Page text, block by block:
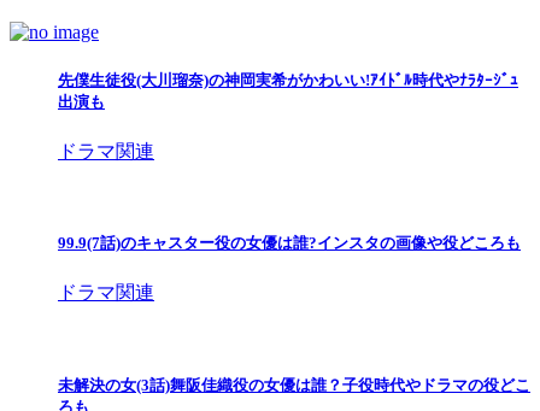
先僕生徒役(大川瑠奈)の神岡実希がかわいい!ｱｲﾄﾞﾙ時代やﾅﾗﾀｰｼﾞｭ
出演も
ドラマ関連
99.9(7話)のキャスター役の女優は誰?インスタの画像や役どころも
ドラマ関連
未解決の女(3話)舞阪佳織役の女優は誰？子役時代やドラマの役どこ
ろも